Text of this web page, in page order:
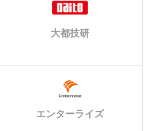
大都技研
エンターライズ